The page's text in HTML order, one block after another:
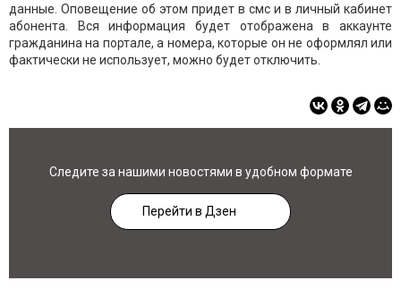
данные. Оповещение об этом придет в смс и в личный кабинет
абонента. Вся информация будет отображена в аккаунте
гражданина на портале, а номера, которые он не оформлял или
фактически не использует, можно будет отключить.
Следите за нашими новостями в удобном формате
Перейти в Дзен